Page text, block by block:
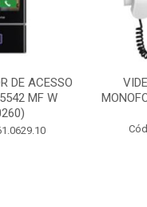
DE ACESSO
MF W